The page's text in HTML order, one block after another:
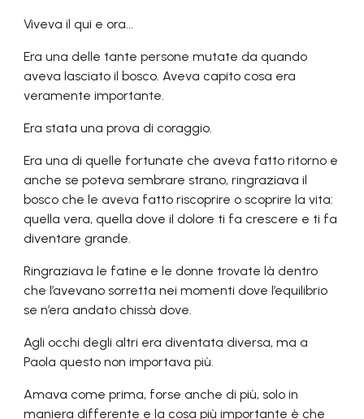
Viveva il qui e ora...
Era una delle tante persone mutate da quando
aveva lasciato il bosco. Aveva capito cosa era
veramente importante.
Era stata una prova di coraggio.
Era una di quelle fortunate che aveva fatto ritorno e
anche se poteva sembrare strano, ringraziava il
bosco che le aveva fatto riscoprire o scoprire la vita:
quella vera, quella dove il dolore ti fa crescere e ti fa
diventare grande.
Ringraziava le fatine e le donne trovate là dentro
che l’avevano sorretta nei momenti dove l’equilibrio
se n’era andato chissà dove.
Agli occhi degli altri era diventata diversa, ma a
Paola questo non importava più.
Amava come prima, forse anche di più, solo in
maniera differente e la cosa più importante è che